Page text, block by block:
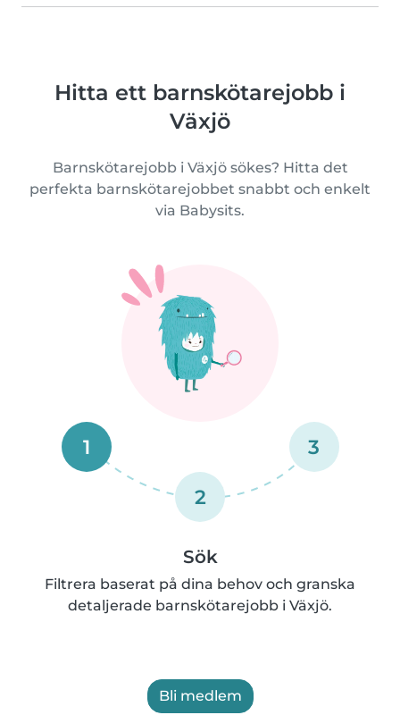
Hitta ett barnskötarejobb i
Växjö
Barnskötarejobb i Växjö sökes? Hitta det
perfekta barnskötarejobbet snabbt och enkelt
via Babysits.
1
2
3
Sök
Filtrera baserat på dina behov och granska
detaljerade barnskötarejobb i Växjö.
Bli medlem